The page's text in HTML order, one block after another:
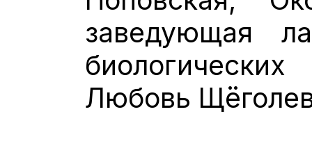
заведующая
Любовь